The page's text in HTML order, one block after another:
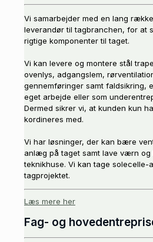
Vi samarbejder med en lang
leverandør til tagbranchen, for at
rigtige komponenter til taget.
Vi kan levere og montere stål
ovenlys, adgangslem,
gennemføringer samt faldsikring,
eget arbejde eller som
Dermed sikrer vi, at kunden kun
kordineres med.
Vi har løsninger, der kan bære
anlæg på taget samt lave værn
teknikhuse. Vi kan tage solecelle-
tagprojektet.
Læs mere her
Fag- og